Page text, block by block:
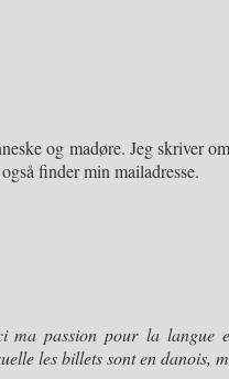
og madøre. Jeg skriver
finder min mailadresse.
ma passion pourla langue
les billets sont en danois,